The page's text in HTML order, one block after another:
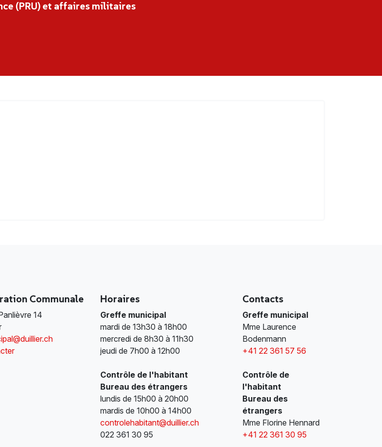
(PRU) et affaires militaires
Communale
14
Horaires
Greffe municipal
mardi de 13h30 à 18h00
mercredi de 8h30 à 11h30
jeudi de 7h00 à 12h00
Contrôle de l'habitant
Bureau des étrangers
lundis de 15h00 à 20h00
mardis de 10h00 à 14h00
controlehabitant@duillier.ch
022 361 30 95
Contacts
Greffe municipal
Mme Laurence
Bodenmann
+41 22 361 57 56
Contrôle de
l'habitant
Bureau des
étrangers
Mme Florine Hennard
+41 22 361 30 95